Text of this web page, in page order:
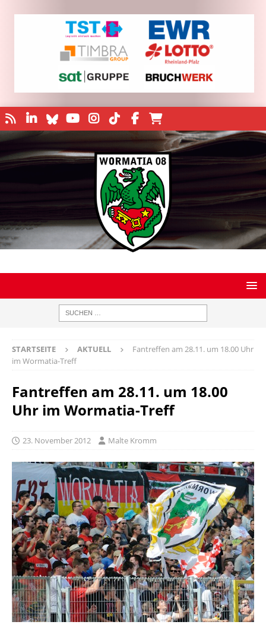
STARTSEITE AKTUELL
Fantreffen am 28.11. um 18.00 Uhr
im Wormatia-Treff
Fantreffen am 28.11. um 18.00
Uhr im Wormatia-Treff
23. November 2012 Malte Kromm